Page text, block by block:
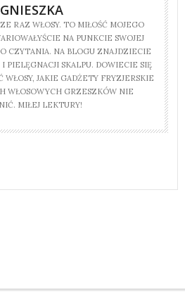
RAZ WŁOSY. TO MIŁOŚĆ MOJEGO
NA PUNKCIE SWOJEJ
CZYTANIA. NA BLOGU ZNAJDZIECIE
PIELĘGNACJI SKALPU. DOWIECIE SIĘ
WŁOSY, JAKIE GADŻETY FRYZJERSKIE
WŁOSOWYCH GRZESZKÓW NIE
MIŁEJ LEKTURY!